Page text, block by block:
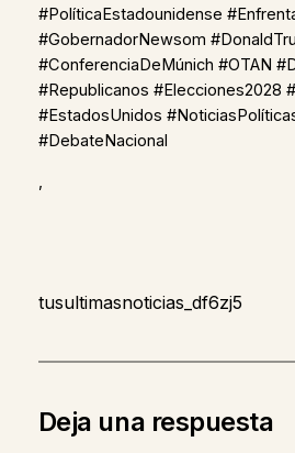
#PolíticaEstadounidense
#GobernadorNewsom
#ConferenciaDeMúnich #OTAN
#Republicanos #Elecciones2028
#EstadosUnidos
#DebateNacional
,
tusultimasnoticias_df6zj5
Deja una respuesta